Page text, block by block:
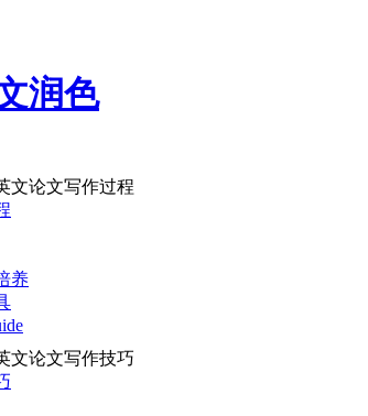
润色
文论文写作过程
养
文论文写作技巧